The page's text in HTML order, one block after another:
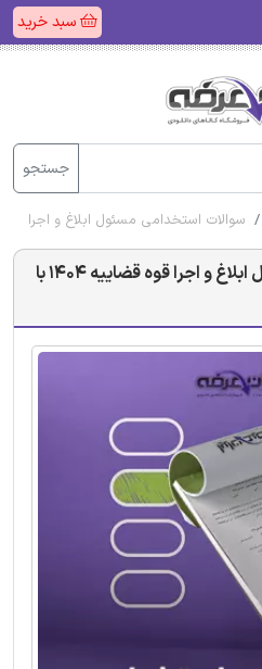
سبد خرید
جستجو
سوالات استخدامی مسئول ابلاغ و اجرا قوه قضاییه 1404 با
سوالات استخدامی مسئول ابلاغ و اجرا قوه قضاییه 1404 با